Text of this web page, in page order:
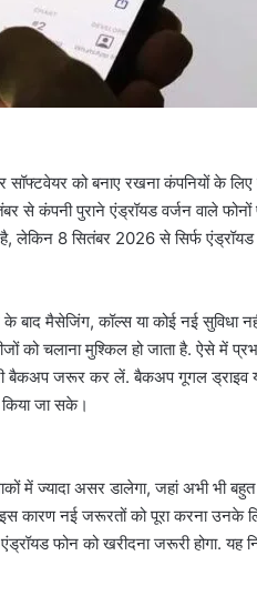
को बनाए रखना कंपनियों के लिए
से कंपनी पुराने एंड्रॉयड वर्जन वाले
लेकिन 8 सितंबर 2026 से सिर्फ
मैसेजिंग, कॉल्स या कोई नई सुविधा
को चलाना मुश्किल हो जाता है. ऐसे में
बैकअप जरूर कर लें. बैकअप गूगल ड्राइव
किया जा सके।
ज्यादा असर डालेगा, जहां अभी भी बहुत
नई जरूरतों को पूरा करना उनके
फोन को खरीदना जरूरी होगा. यह